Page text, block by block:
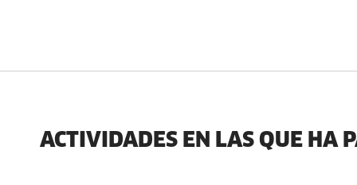
ACTIVIDADES EN LAS QUE HA